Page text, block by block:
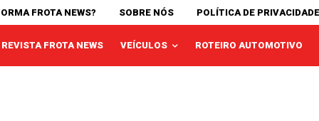
FROTA NEWS? SOBRE NÓS POLÍTICA DE PRIVACIDADE
REVISTA FROTA NEWS VEÍCULOS ROTEIRO AUTOMOTIVO